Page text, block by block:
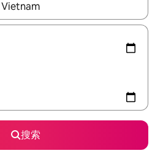
下方向键查看，或通过点击或滑动手势
搜索